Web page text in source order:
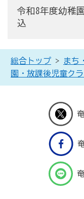
令和8年度幼稚
込
総合トップ > まち
園・放課後児童ク